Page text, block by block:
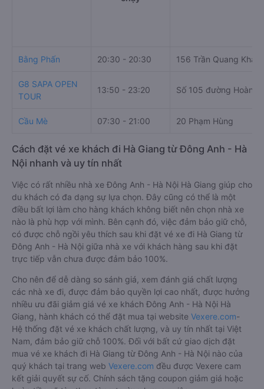
Bằng Phấn 20:30 - 20:30 156 Trần Quang Khải
G8 SAPA OPEN
TOUR
13:50 - 23:20 Số 105 đường Hoàng
Cầu Mè 07:30 - 21:00 20 Phạm Hùng
Cách đặt vé xe khách đi Hà Giang từ Đông Anh - Hà
Nội nhanh và uy tín nhất
Việc có rất nhiều nhà xe Đông Anh - Hà Nội Hà Giang giúp cho
du khách có đa dạng sự lựa chọn. Đây cũng có thể là một
điều bất lợi làm cho hàng khách không biết nên chọn nhà xe
nào là phù hợp với mình. Bên cạnh đó, việc đảm bảo giữ chỗ,
có được chỗ ngồi yêu thích sau khi đặt vé xe đi Hà Giang từ
Đông Anh - Hà Nội giữa nhà xe với khách hàng sau khi đặt
trực tiếp vẫn chưa được đảm bảo 100%.
Cho nên để dễ dàng so sánh giá, xem đánh giá chất lượng
các nhà xe đi, được đảm bảo quyền lợi cao nhất, được hưởng
nhiều ưu đãi giảm giá vé xe khách Đông Anh - Hà Nội Hà
Giang, hành khách có thể đặt mua tại website Vexere.com-
Hệ thống đặt vé xe khách chất lượng, và uy tín nhất tại Việt
Nam, đảm bảo giữ chỗ 100%. Đối với bất cứ giao dịch đặt
mua vé xe khách đi Hà Giang từ Đông Anh - Hà Nội nào của
quý khách tại trang web Vexere.com đều được Vexere cam
kết giải quyết sự cố. Chính sách tặng coupon giảm giá hoặc